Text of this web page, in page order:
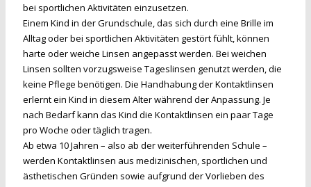
bei sportlichen Aktivitäten einzusetzen.
Einem Kind in der Grundschule, das sich durch eine Brille im
Alltag oder bei sportlichen Aktivitäten gestört fühlt, können
harte oder weiche Linsen angepasst werden. Bei weichen
Linsen sollten vorzugsweise Tageslinsen genutzt werden, die
keine Pflege benötigen. Die Handhabung der Kontaktlinsen
erlernt ein Kind in diesem Alter während der Anpassung. Je
nach Bedarf kann das Kind die Kontaktlinsen ein paar Tage
pro Woche oder täglich tragen.
Ab etwa 10 Jahren – also ab der weiterführenden Schule –
werden Kontaktlinsen aus medizinischen, sportlichen und
ästhetischen Gründen sowie aufgrund der Vorlieben des